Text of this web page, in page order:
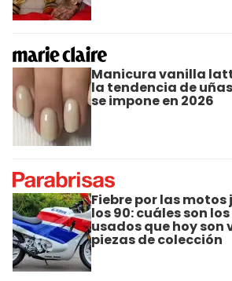
Manicura vanilla
la tendencia de
se impone en 2026
Fiebre por las
los 90: cuáles son
usados que hoy son
piezas de colección